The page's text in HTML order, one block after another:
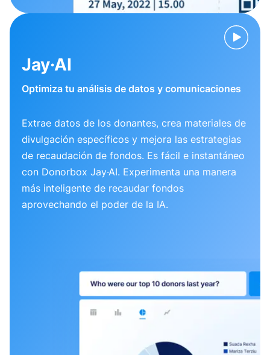
Jay·AI
Optimiza tu análisis de datos y comunicaciones
Extrae datos de los donantes, crea materiales de
divulgación específicos y mejora las estrategias
de recaudación de fondos. Es fácil e instantáneo
con Donorbox Jay·AI. Experimenta una manera
más inteligente de recaudar fondos
aprovechando el poder de la IA.